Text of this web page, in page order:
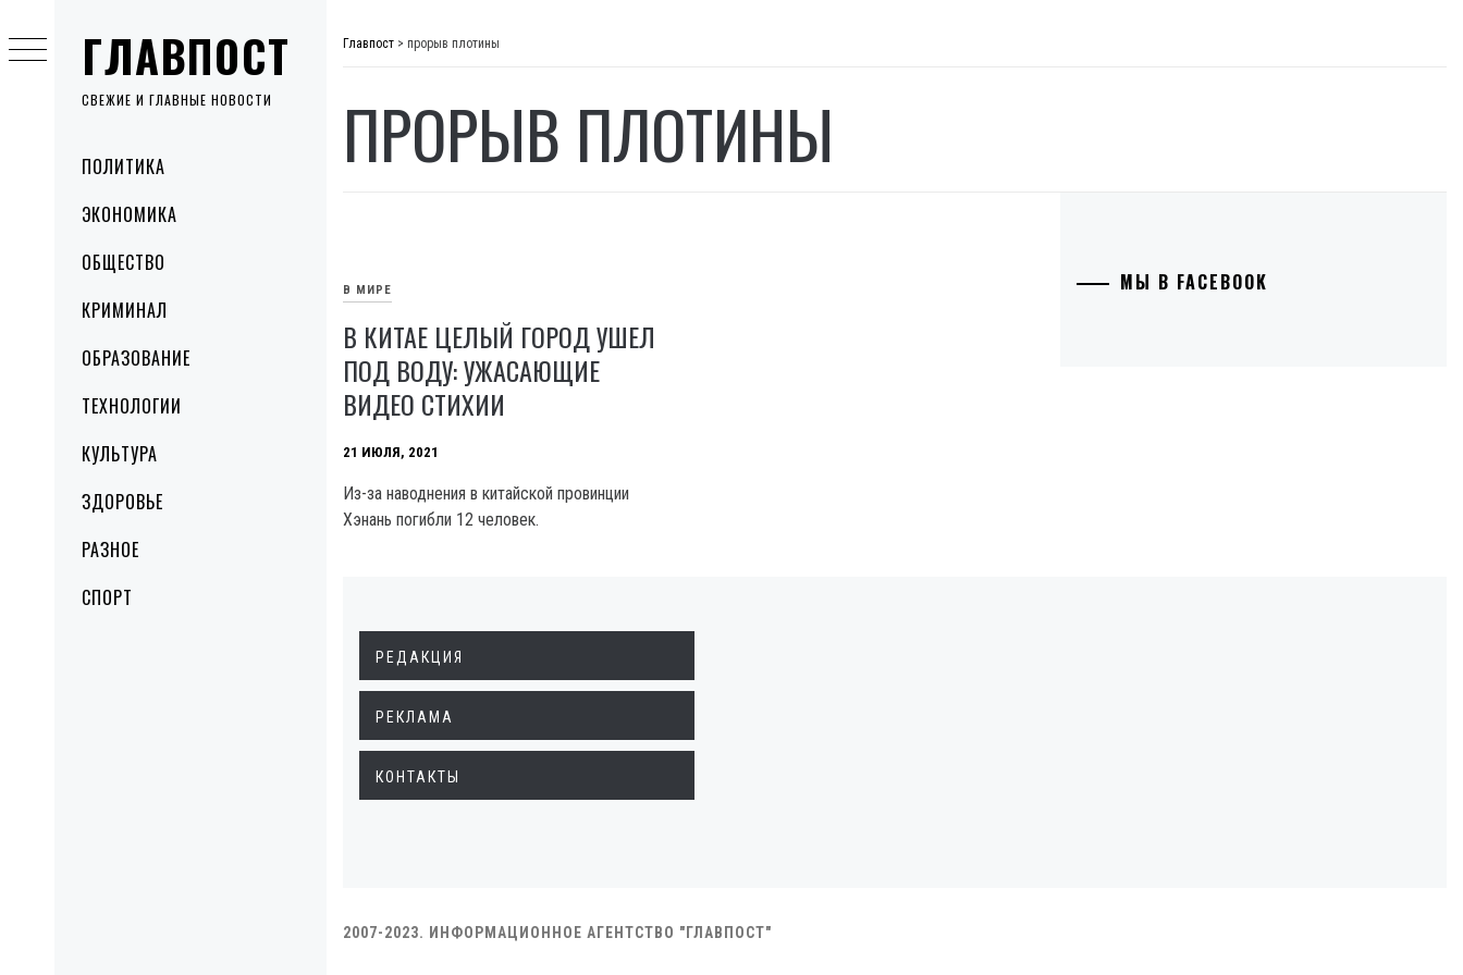
ГЛАВПОСТ
СВЕЖИЕ И ГЛАВНЫЕ НОВОСТИ
MenuПОЛИТИКА
ЭКОНОМИКА
ОБЩЕСТВО
КРИМИНАЛ
ОБРАЗОВАНИЕ
ТЕХНОЛОГИИ
КУЛЬТУРА
ЗДОРОВЬЕ
РАЗНОЕ
СПОРТ
to
content
Главпост > прорыв плотины
ПРОРЫВ ПЛОТИНЫ
В МИРЕ
В КИТАЕ ЦЕЛЫЙ ГОРОД УШЕЛ
ПОД ВОДУ: УЖАСАЮЩИЕ
ВИДЕО СТИХИИ
21 ИЮЛЯ, 2021
Из-за наводнения в китайской провинции
Хэнань погибли 12 человек.
МЫ В FACEBOOK
РЕДАКЦИЯ
РЕКЛАМА
КОНТАКТЫ
2007-2023. ИНФОРМАЦИОННОЕ АГЕНТСТВО "ГЛАВПОСТ"